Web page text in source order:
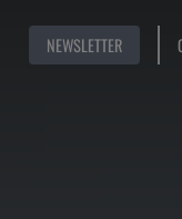
NEWSLETTER